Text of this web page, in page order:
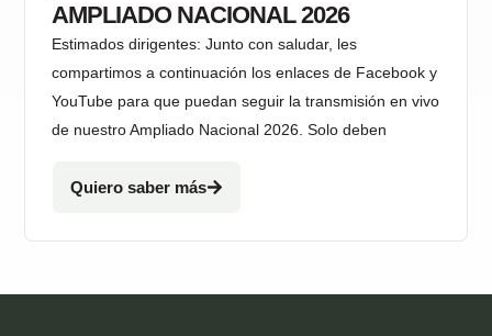
AMPLIADO NACIONAL 2026
Estimados dirigentes: Junto con saludar, les
compartimos a continuación los enlaces de Facebook y
YouTube para que puedan seguir la transmisión en vivo
de nuestro Ampliado Nacional 2026. Solo deben
Quiero saber más